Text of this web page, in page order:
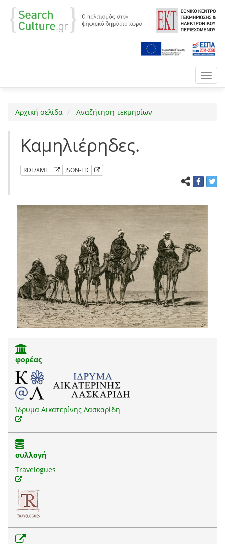
Αρχική σελίδα Αναζήτηση τεκμηρίων
Καμηλιέρηδες.
RDF/XML JSON-LD
φορέας
Ίδρυμα Αικατερίνης Λασκαρίδη
συλλογή
Travelogues